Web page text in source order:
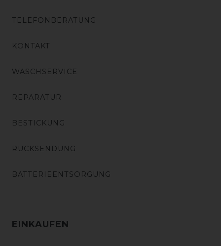
TELEFONBERATUNG
KONTAKT
WASCHSERVICE
REPARATUR
BESTICKUNG
RÜCKSENDUNG
BATTERIEENTSORGUNG
EINKAUFEN